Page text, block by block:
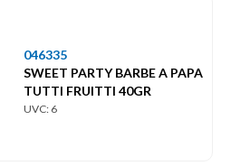
046335
SWEET PARTY BARBE A PAPA
TUTTI FRUITTI 40GR
UVC: 6